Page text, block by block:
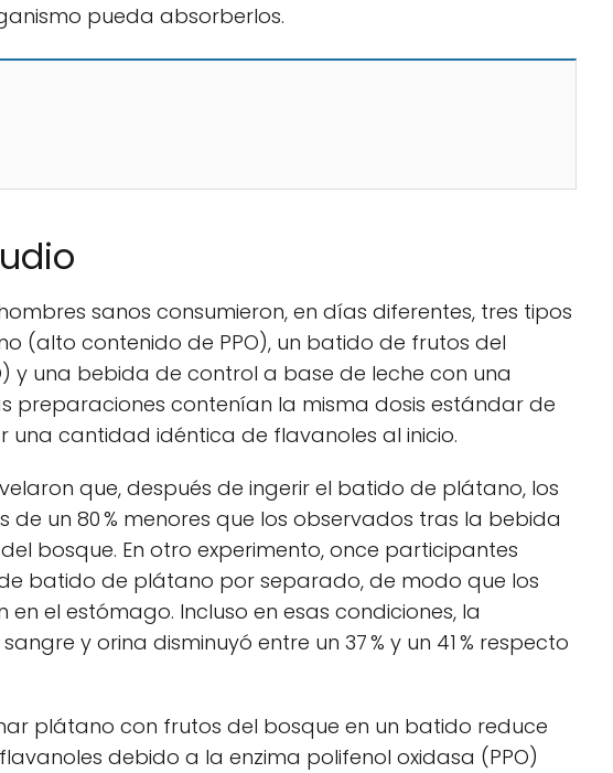
pueda absorberlos.
sanos consumieron, en días diferentes, tres tipos
(alto contenido de PPO), un batido de frutos del
y una bebida de control a base de leche con una
preparaciones contenían la misma dosis estándar de
cantidad idéntica de flavanoles al inicio.
que, después de ingerir el batido de plátano, los
de un 80 % menores que los observados tras la bebida
bosque. En otro experimento, once participantes
batido de plátano por separado, de modo que los
el estómago. Incluso en esas condiciones, la
y orina disminuyó entre un 37 % y un 41 % respecto
plátano con frutos del bosque en un batido reduce
debido a la enzima polifenol oxidasa (PPO)